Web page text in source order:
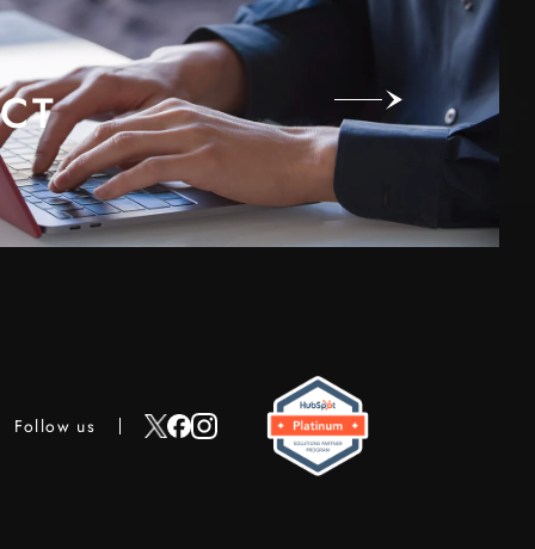
Follow us